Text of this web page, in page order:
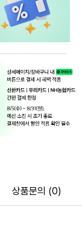
상품문의 (0)